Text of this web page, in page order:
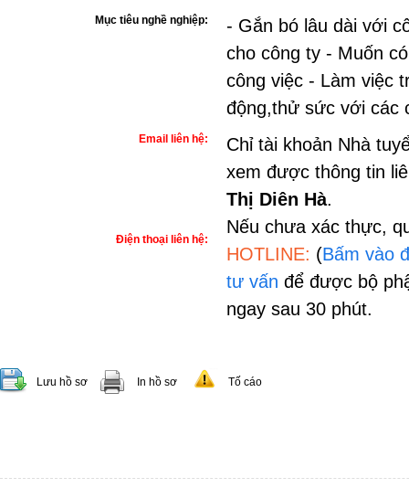
Mục tiêu nghề nghiệp:
- Gắn bó lâu dài với
cho công ty - Muốn
công việc - Làm việc
động,thử sức với các
Email liên hệ:
Chỉ tài khoản Nhà
xem được thông tin
Thị Diên Hà.
Nếu chưa xác thực,
HOTLINE: (Bấm vào
tư vấn để được bộ
ngay sau 30 phút.
Điện thoại liên hệ:
Lưu hồ sơ In hồ sơ Tố cáo